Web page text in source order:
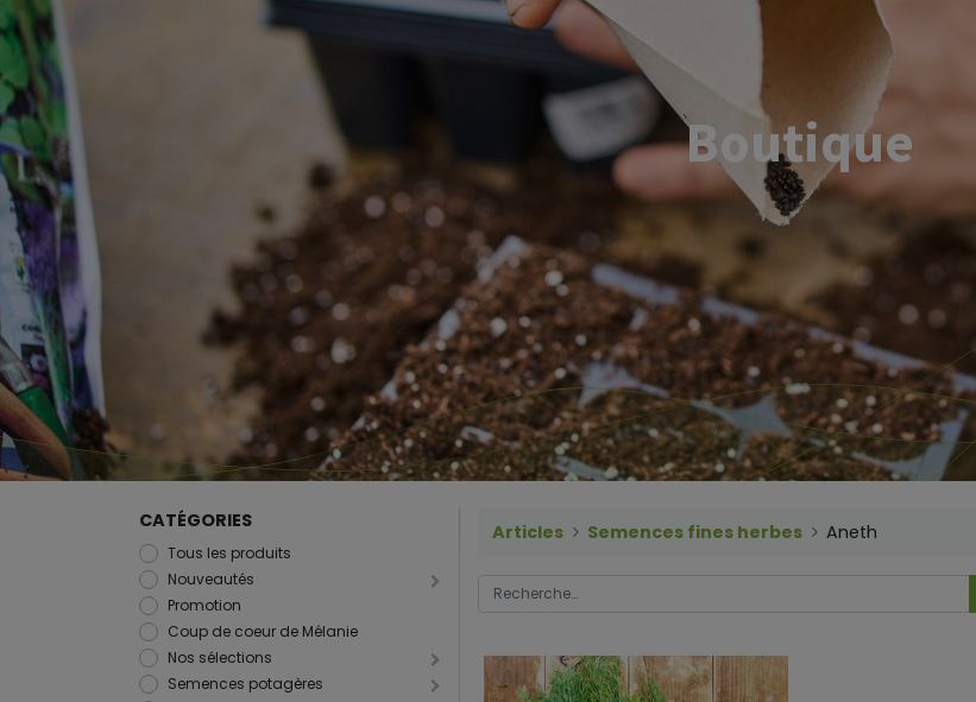
Boutique
CATÉGORIES
Tous les produits
Nouveautés
Promotion
Coup de coeur de Mélanie
Nos sélections
Semences potagères
Articles Semences fines herbes Aneth